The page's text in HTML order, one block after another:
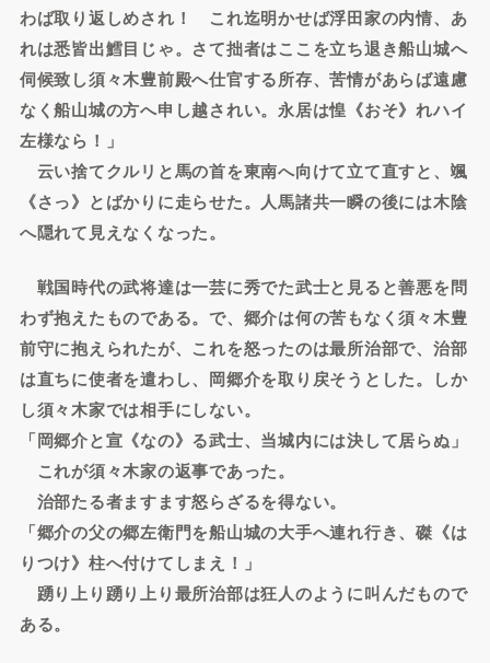
わば取り返しめされ！ これ迄明かせば浮田家の内情、あ
れは悉皆出鱈目じゃ。さて拙者はここを立ち退き船山城へ
伺候致し須々木豊前殿へ仕官する所存、苦情があらば遠慮
なく船山城の方へ申し越されい。永居は惶《おそ》れハイ
左様なら！」
云い捨てクルリと馬の首を東南へ向けて立て直すと、颯
《さっ》とばかりに走らせた。人馬諸共一瞬の後には木陰
へ隠れて見えなくなった。
戦国時代の武将達は一芸に秀でた武士と見ると善悪を問
わず抱えたものである。で、郷介は何の苦もなく須々木豊
前守に抱えられたが、これを怒ったのは最所治部で、治部
は直ちに使者を遣わし、岡郷介を取り戻そうとした。しか
し須々木家では相手にしない。
「岡郷介と宣《なの》る武士、当城内には決して居らぬ」
これが須々木家の返事であった。
治部たる者ますます怒らざるを得ない。
「郷介の父の郷左衛門を船山城の大手へ連れ行き、磔《は
りつけ》柱へ付けてしまえ！」
踴り上り踴り上り最所治部は狂人のように叫んだもので
ある。